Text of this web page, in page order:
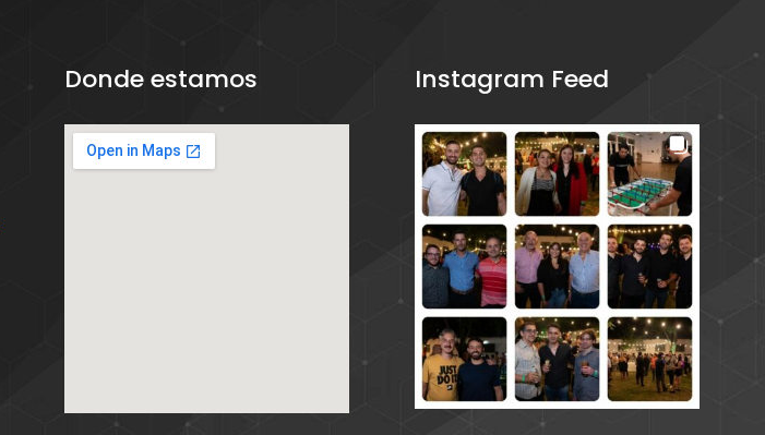
Donde estamos Instagram Feed